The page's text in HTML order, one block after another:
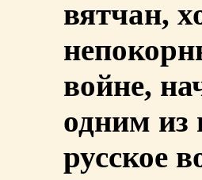
вятчан,
войне,
одним из
русское